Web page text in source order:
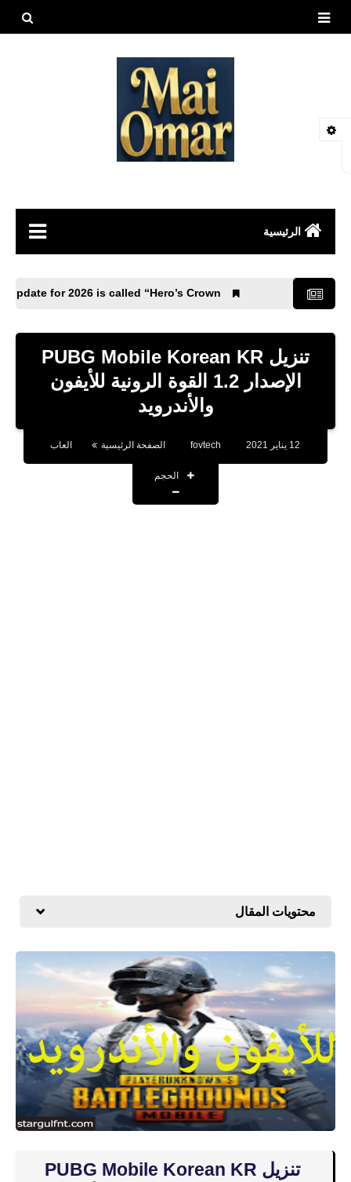
الرئيسية
طيور وحيوانات
أقوال وحكم
Mobile 4.4 update for 2026 is called “Hero’s Crown”.
تنزيل PUBG Mobile Korean KR
الإصدار 1.2 القوة الرونية للأيفون
والأندرويد
fovtech الصفحة الرئيسية العاب
الحجم
محتويات المقال
تنزيل PUBG Mobile Korean KR